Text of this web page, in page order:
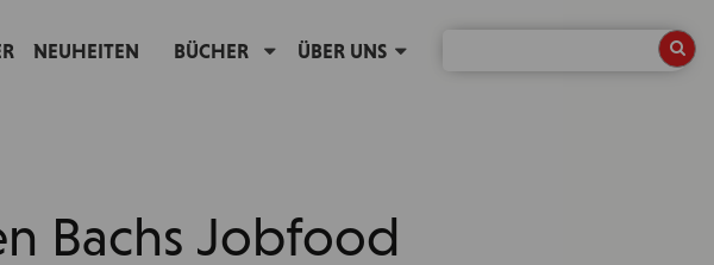
NEUHEITEN BÜCHER ÜBER UNS
Bachs Jobfood